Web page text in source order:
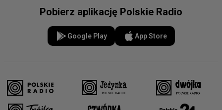
Pobierz aplikację Polskie Radio
Google Play App Store